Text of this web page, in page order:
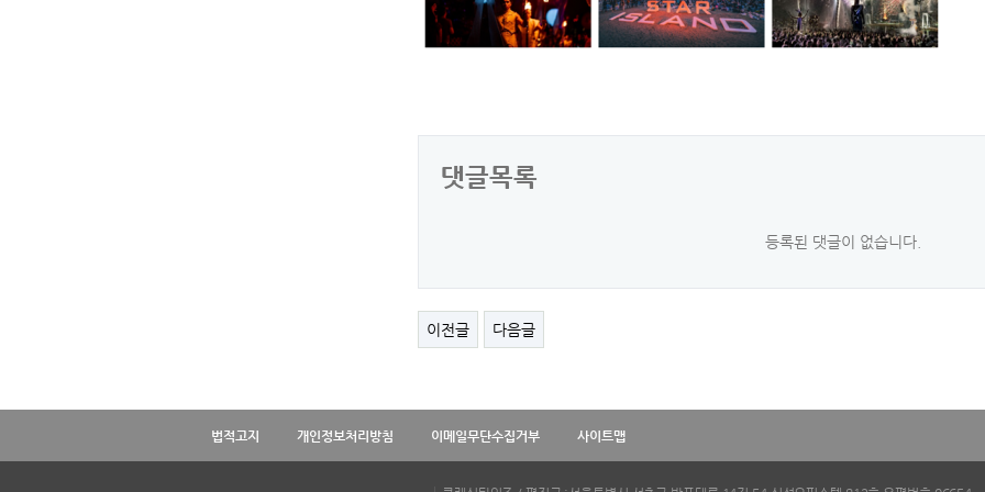
댓글목록
등록된 댓글이 없습니다.
이전글 다음글
법적고지 개인정보처리방침 이메일무단수집거부 사이트맵